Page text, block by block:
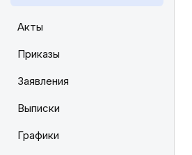
Акты
Приказы
Заявления
Выписки
Графики